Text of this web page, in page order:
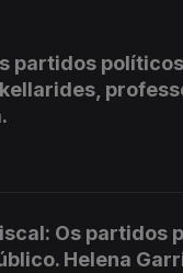
partidos
Os partidos
Helena